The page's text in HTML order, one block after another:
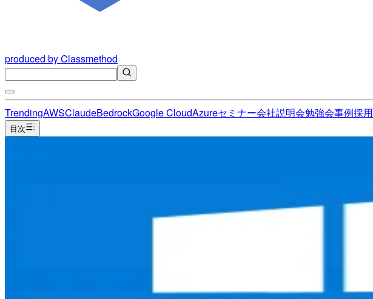
produced by Classmethod
TrendingAWSClaudeBedrockGoogle CloudAzureセミナー会社説明会勉強会事例採用
目次